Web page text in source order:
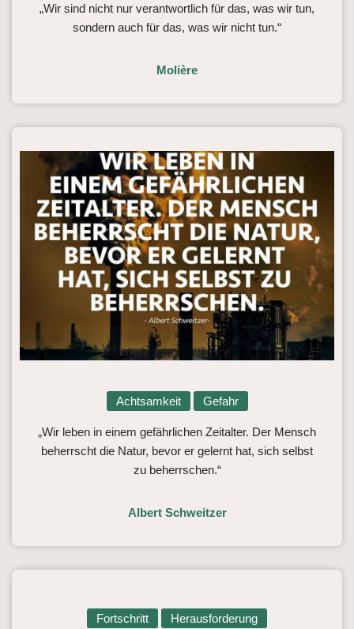
„Wir sind nicht nur verantwortlich für das, was wir tun,
sondern auch für das, was wir nicht tun.“
Molière
Achtsamkeit Gefahr
„Wir leben in einem gefährlichen Zeitalter. Der Mensch
beherrscht die Natur, bevor er gelernt hat, sich selbst
zu beherrschen.“
Albert Schweitzer
Fortschritt Herausforderung